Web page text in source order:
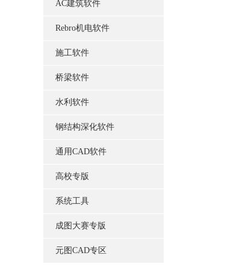
AC建筑软件
Rebro机电软件
施工软件
桥梁软件
水利软件
钢结构深化软件
通用CAD软件
高校专版
系统工具
成图大赛专版
元图CAD专区